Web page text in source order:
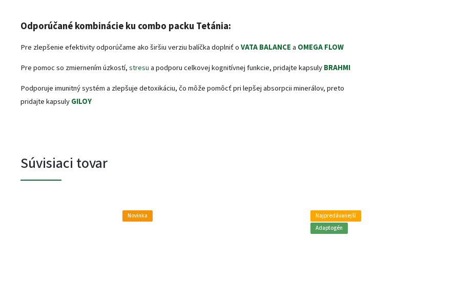
Odporúčané kombinácie ku combo packu Tetánia:
Pre zlepšenie efektivity odporúčame ako širšiu verziu balíčka doplniť oVATA BALANCEa OMEGA FLOW
Pre pomoc so zmiernením úzkostí,stresua podporu celkovej kognitívnej funkcie, pridajte kapsulyBRAHMI
Podporuje imunitný systém a zlepšuje detoxikáciu, čo môže pomôcť pri lepšej absorpcii minerálov, preto
pridajte kapsulyGILOY
Súvisiaci tovar
Novinka
Najpredávanejší
Adaptogén